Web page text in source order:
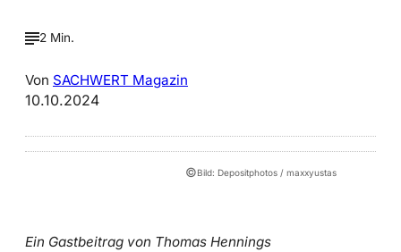
2 Min.
Von SACHWERT Magazin
10.10.2024
©Bild: Depositphotos / maxxyustas
Ein Gastbeitrag von Thomas Hennings